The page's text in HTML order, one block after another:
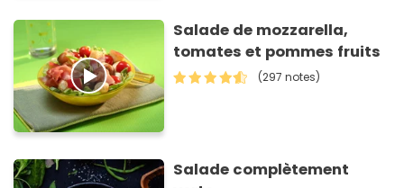
Salade de mozzarella,
tomates et pommes fruits
(297 notes)
Salade complètement